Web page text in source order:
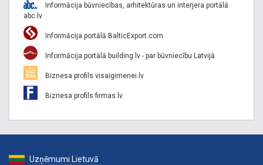
Informācija būvniecības, arhitektūras un interjera portālā
abc.lv
Informācija portālā BalticExport.com
Informācija portālā building.lv - par būvniecību Latvijā
Biznesa profils visaigimenei.lv
Biznesa profils firmas.lv
Uzņēmumi Lietuvā